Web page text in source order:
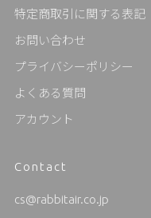
特定商取引に関する表記
お問い合わせ
プライバシーポリシー
よくある質問
アカウント
Contact
cs@rabbitair.co.jp